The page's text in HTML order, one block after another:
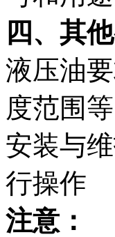
四、其
液压油
度范围
安装与
行操作
注意：